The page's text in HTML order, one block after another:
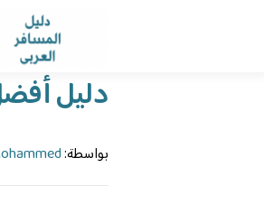
›الدليل›
دليل أفضل
بواسطة: